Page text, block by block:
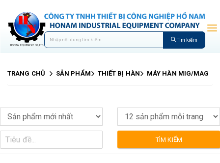
Tìm kiếm
TRANG CHỦ SẢN PHẨM THIẾT BỊ HÀN MÁY HÀN MIG/MAG
TÌM KIẾM